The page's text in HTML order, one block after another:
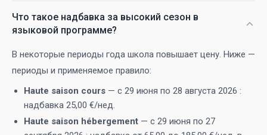
Что такое надбавка за высокий сезон в
языковой программе?
В некоторые периоды года школа повышает цену. Ниже —
периоды и применяемое правило:
Haute saison cours — с 29 июня по 28 августа 2026 :
надбавка 25,00 €/нед.
Haute saison hébergement — с 29 июня по 27